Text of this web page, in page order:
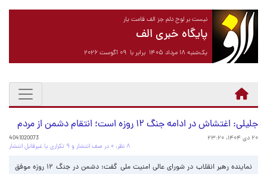
نیست بر لوح دلم جز الف قامت یار
پایگاه خبری الف
یک‌شنبه ۱۸ مرداد ۱۴۰۵ برابر با ۰۹ آگوست ۲۰۲۶
جلیلی: اغتشاش در ادامه جنگ ۱۲ روزه است؛ انتقام دشمن از مردم
۲۰ دی ۱۴۰۴، ۲۳:۲۰
4041020073
۸ نظر، ۰ در صف انتشار و ۹ تکراری یا غیرقابل انتشار
نماینده رهبر انقلاب در شورای عالی امنیت ملی گفت: دشمن در جنگ ۱۲ روزه موفق